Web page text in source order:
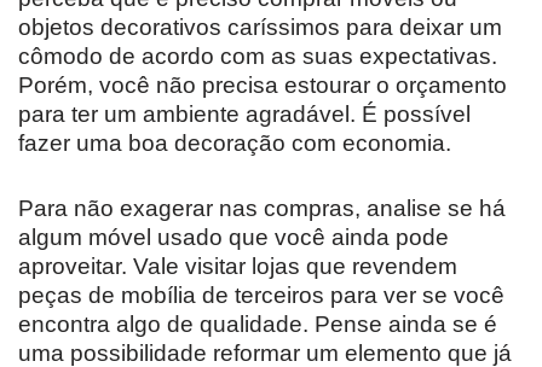
objetos decorativos caríssimos para deixar um
cômodo de acordo com as suas expectativas.
Porém, você não precisa estourar o orçamento
para ter um ambiente agradável. É possível
fazer uma boa decoração com economia.
Para não exagerar nas compras, analise se há
algum móvel usado que você ainda pode
aproveitar. Vale visitar lojas que revendem
peças de mobília de terceiros para ver se você
encontra algo de qualidade. Pense ainda se é
uma possibilidade reformar um elemento que já